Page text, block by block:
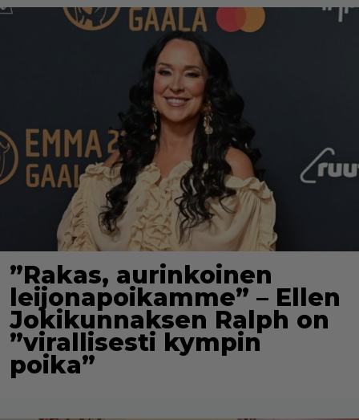
”Rakas, aurinkoinen
leijonapoikamme” – Ellen
Jokikunnaksen Ralph on
”virallisesti kympin
poika”